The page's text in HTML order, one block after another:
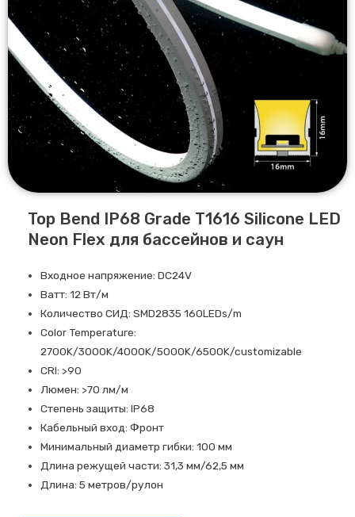
Top Bend IP68 Grade T1616 Silicone LED
Neon Flex для бассейнов и саун
Входное напряжение: DC24V
Ватт: 12 Вт/м
Количество СИД: SMD2835 160LEDs/m
Color Temperature:
2700K/3000K/4000K/5000K/6500K/customizable
CRI: >90
Люмен: >70 лм/м
Степень защиты: IP68
Кабельный вход: Фронт
Минимальный диаметр гибки: 100 мм
Длина режущей части: 31,3 мм/62,5 мм
Длина: 5 метров/рулон